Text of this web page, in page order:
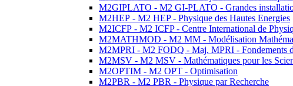
M2GIPLATO - M2 GI-PLATO - Grandes
M2HEP - M2 HEP - Physique des Hautes Energies
M2ICFP - M2 ICFP - Centre International de
M2MATHMOD - M2 MM - Modélisation
M2MPRI - M2 FODQ - Maj. MPRI - Fondements
M2MSV - M2 MSV - Mathématiques pour les
M2OPTIM - M2 OPT - Optimisation
M2PBR - M2 PBR - Physique par Recherche